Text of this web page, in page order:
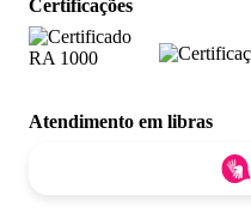
Certificações
Atendimento em libras